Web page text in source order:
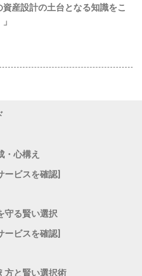
産設計の土台となる知識をこ
・心構え
ービスを確認]
守る賢い選択
ービスを確認]
方と賢い選択術